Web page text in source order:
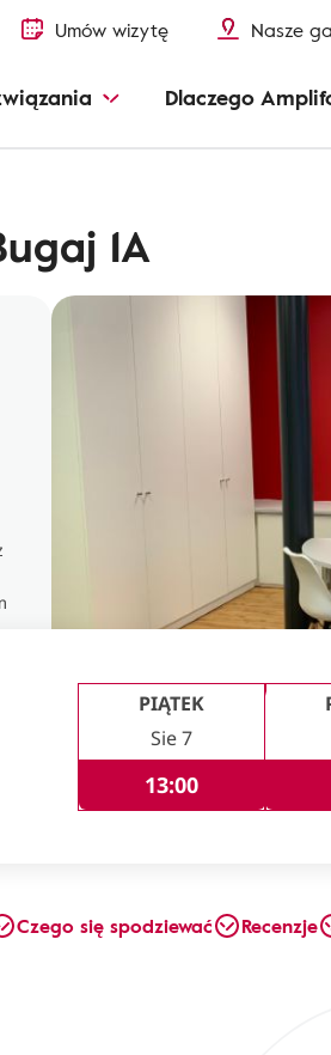
Umów wizytę Nasze
Dlaczego
1A
PIĄTEK
Sie 7
13:00
Czego się spodziewać Recenzje